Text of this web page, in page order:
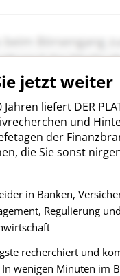
jetzt weiter
liefert DER
und
der
die Sie sonst
in Banken,
Regulierung
recherchiert und
wenigen Minuten im